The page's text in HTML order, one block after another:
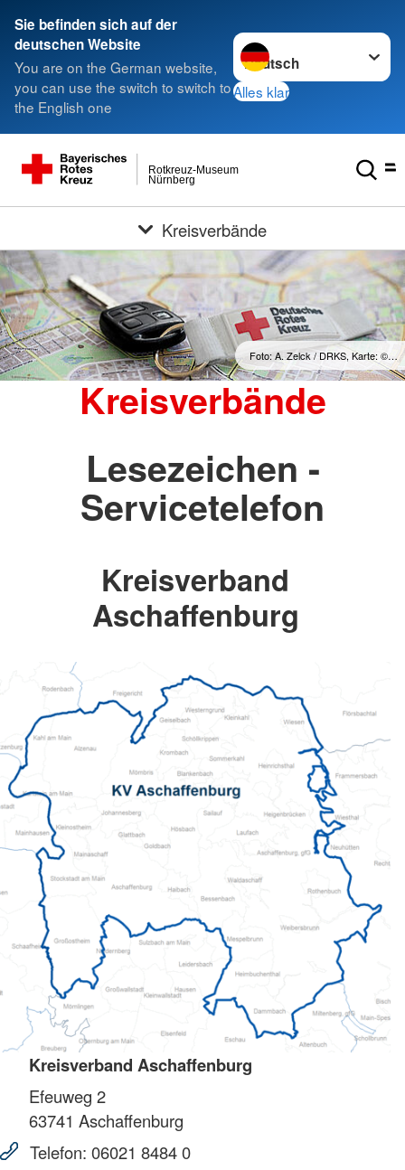
Sie befinden sich auf der
deutschen Website
You are on the German website,
you can use the switch to switch to
the English one
Sprache wechseln zu
Alles klar
Nürnberg
Rotkreuz-Museum
Kreisverbände
Foto: A. Zelck / DRKS, Karte: ©…
Kreisverbände
Lesezeichen -
Servicetelefon
Kreisverband
Aschaffenburg
Kreisverband Aschaffenburg
Efeuweg 2
63741 Aschaffenburg
Telefon: 06021 8484 0